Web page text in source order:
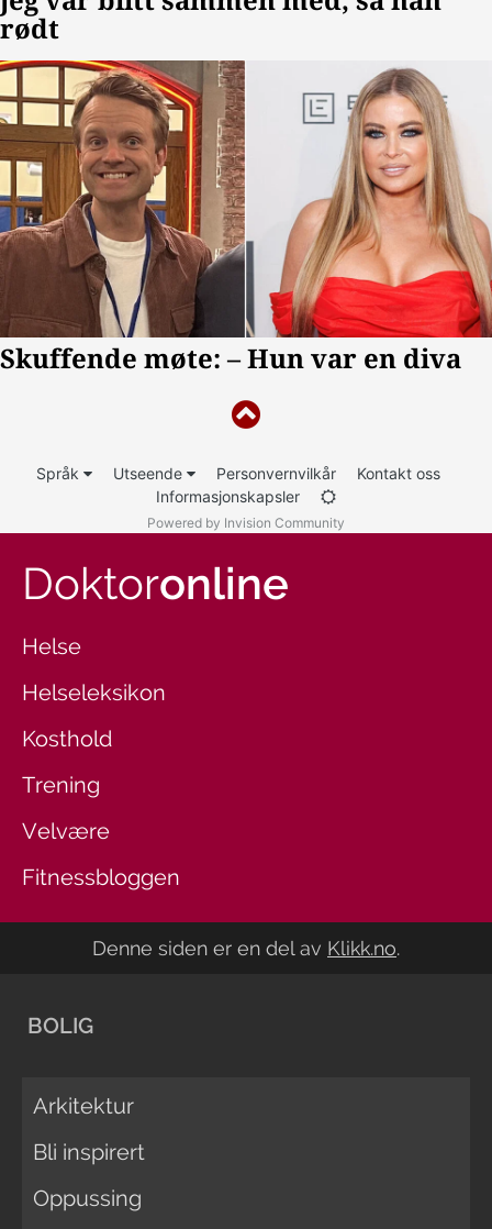
Språk Utseende Personvernvilkår
Kontakt oss
Informasjonskapsler
Powered by Invision Community
Doktoronline
Helse
Helseleksikon
Kosthold
Trening
Velvære
Fitnessbloggen
Denne siden er en del av Klikk.no.
BOLIG
Arkitektur
Bli inspirert
Oppussing